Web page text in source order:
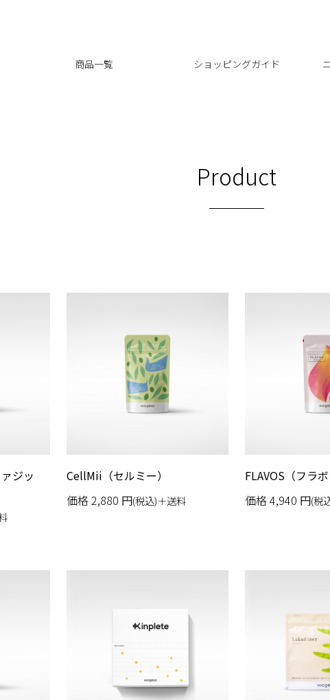
商品一覧 ショッピングガイド
Product
ジッ
CellMii（セルミー）
価格2,880 円(税込)＋送料
FLAVOS（フラボ
価格4,940 円(税